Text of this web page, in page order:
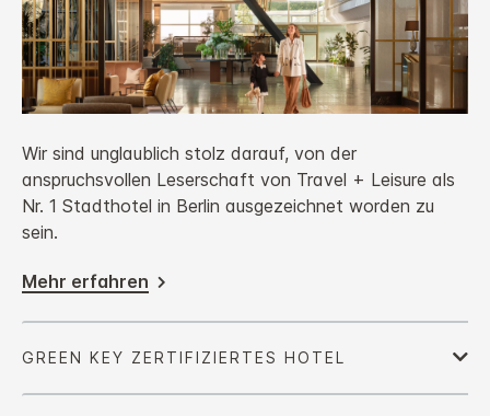
Wir sind unglaublich stolz darauf, von der
anspruchsvollen Leserschaft von Travel + Leisure als
Nr. 1 Stadthotel in Berlin ausgezeichnet worden zu
sein.
Mehr erfahren